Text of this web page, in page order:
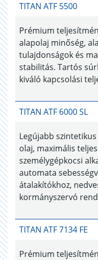
TITAN ATF 5500
Prémium
alapolaj minőség,
tulajdonságok és
stabilitás. Tartós
kiváló kapcsolási
TITAN ATF 6000 SL
Legújabb
olaj, maximális
személygépkocsi
automata
átalakítókhoz,
kormányszervó
TITAN ATF 7134 FE
Prémium